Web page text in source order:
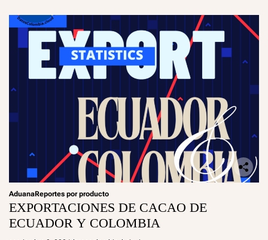
AduanaReportes por producto
EXPORTACIONES DE CACAO DE
ECUADOR Y COLOMBIA